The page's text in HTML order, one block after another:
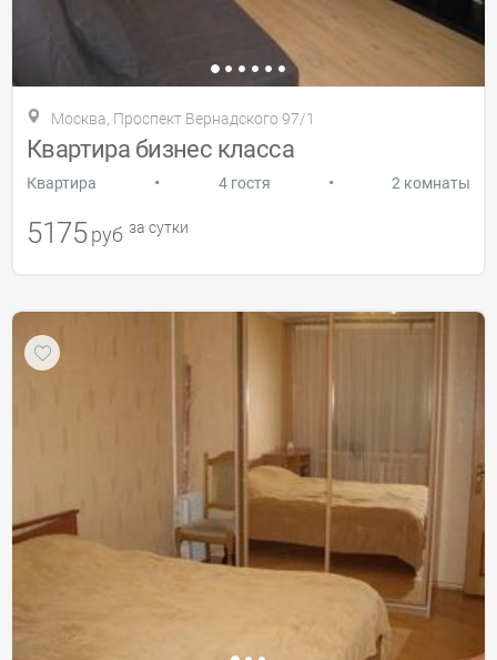
Москва, Проспект Вернадского 97/1
Квартира бизнес класса
Квартира • 4 гостя • 2 комнаты
5175 руб за сутки